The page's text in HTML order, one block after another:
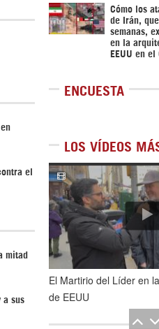
el
mitad
a sus
Cómo los
de Irán,
semanas,
en la
EEUU en el
ENCUESTA
LOS VÍDEOS
El Martirio del Líder en
de EEUU